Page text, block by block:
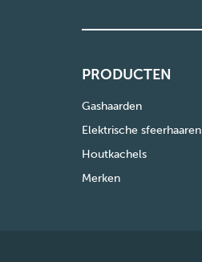
PRODUCTEN
Gashaarden
Elektrische sfeerhaaren
Houtkachels
Merken